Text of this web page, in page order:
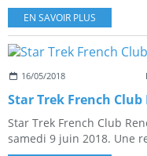
EN SAVOIR PLUS
16/05/2018
Star Trek French
Star Trek French Club
samedi 9 juin 2018. Une